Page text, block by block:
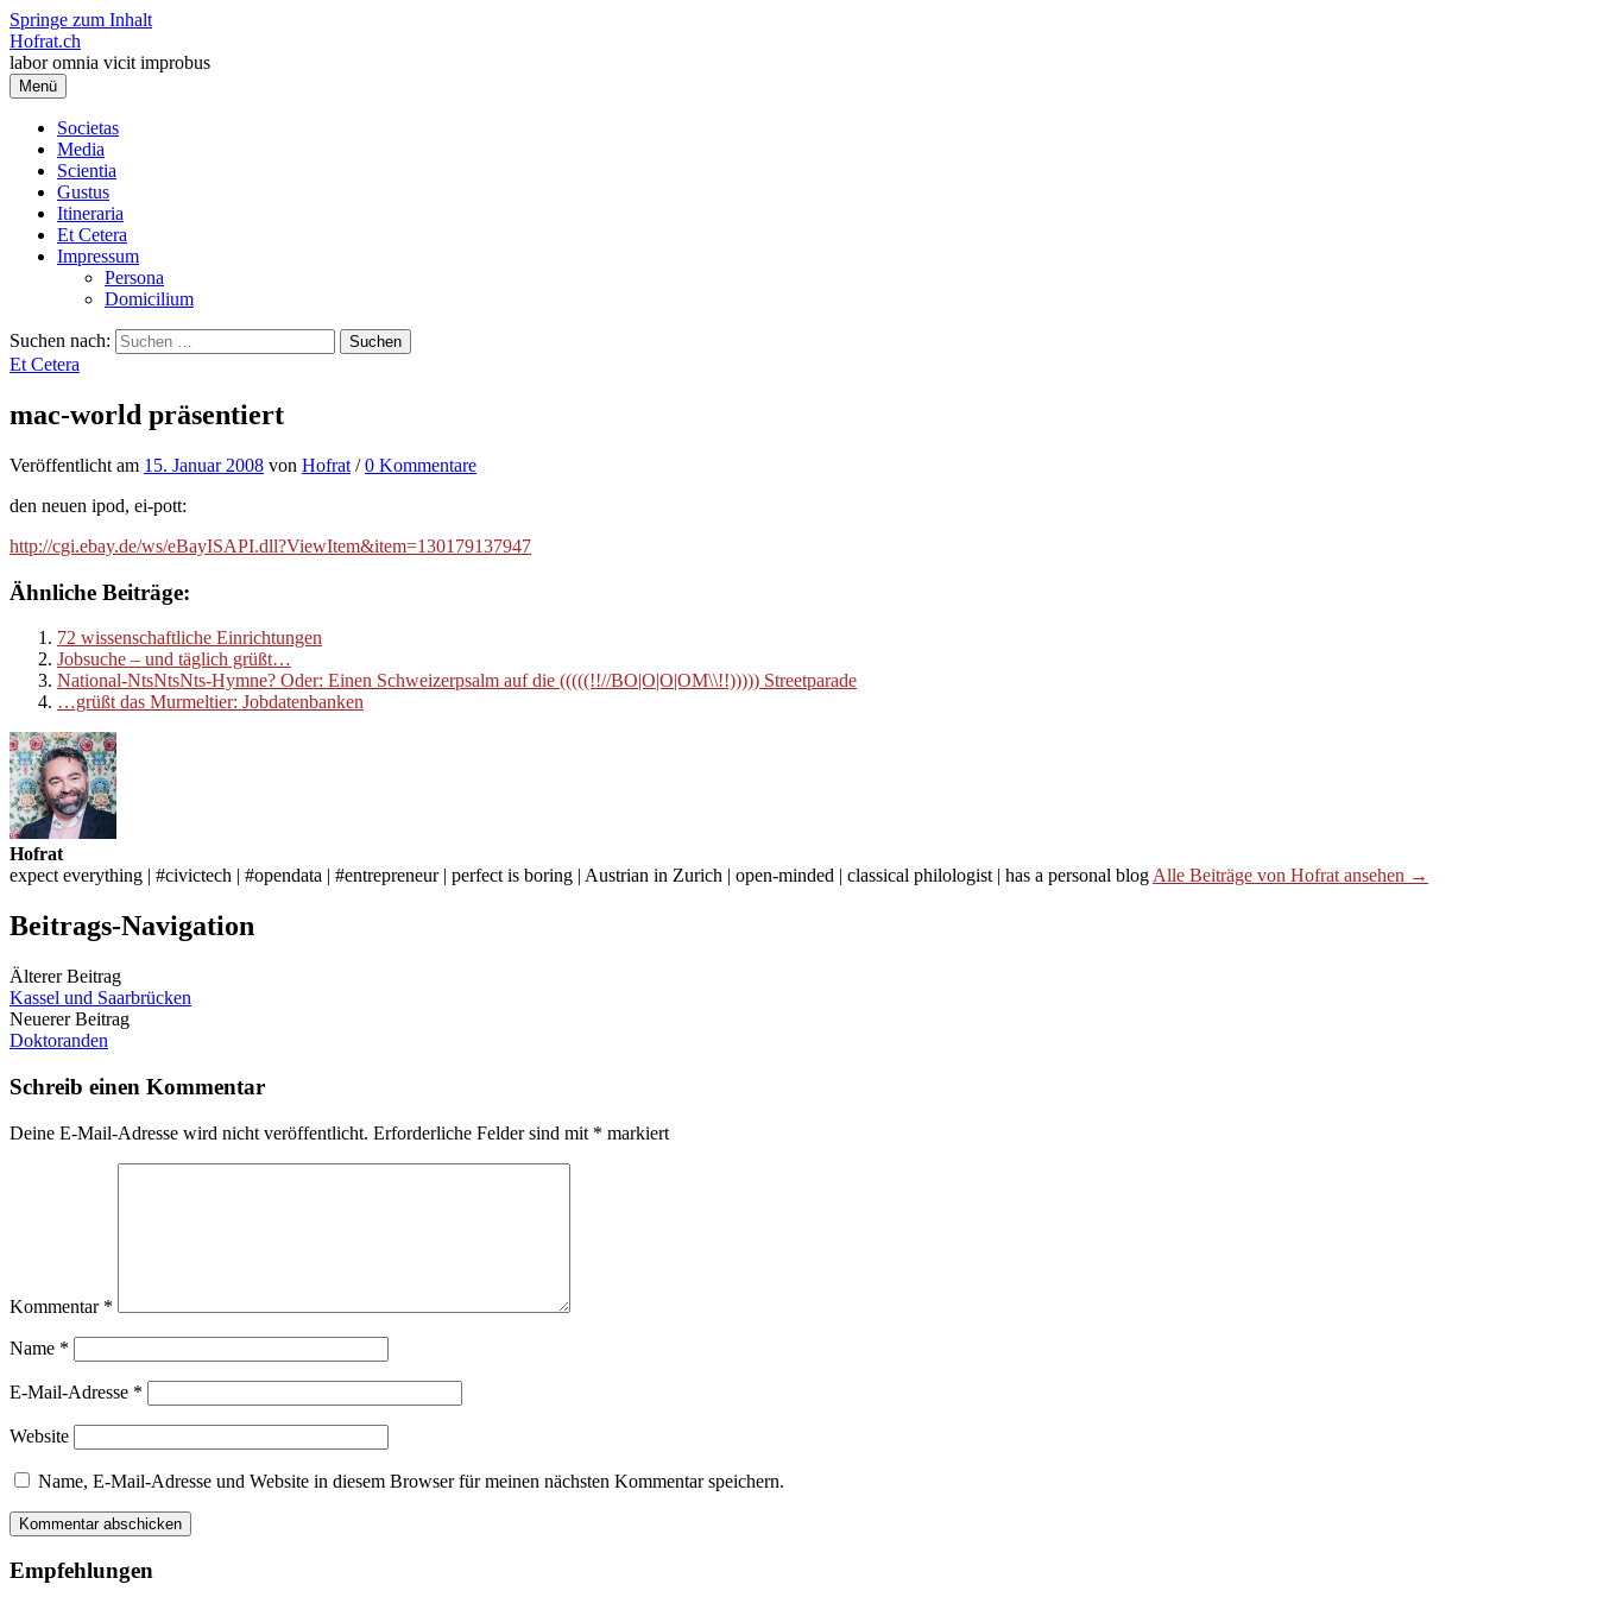
Springe zum Inhalt
Hofrat.ch
labor omnia vicit improbus
Menü
Societas
Media
Scientia
Gustus
Itineraria
Et Cetera
Impressum
Persona
Domicilium
Suchen nach:
Et Cetera
mac-world präsentiert
Veröffentlicht am 15. Januar 2008 von Hofrat /0 Kommentare
den neuen ipod, ei-pott:
http://cgi.ebay.de/ws/eBayISAPI.dll?ViewItem&item=130179137947
Ähnliche Beiträge:
72 wissenschaftliche Einrichtungen
Jobsuche – und täglich grüßt…
National-NtsNtsNts-Hymne? Oder: Einen Schweizerpsalm auf die (((((!!//BO|O|O|OM\\!!))))) Streetparade
…grüßt das Murmeltier: Jobdatenbanken
Hofrat
expect everything | #civictech | #opendata | #entrepreneur | perfect is boring | Austrian in Zurich | open-minded | classical philologist | has a personal blog Alle Beiträge von Hofrat ansehen →
Beitrags-Navigation
Älterer Beitrag
Kassel und Saarbrücken
Neuerer Beitrag
Doktoranden
Schreib einen Kommentar
Deine E-Mail-Adresse wird nicht veröffentlicht. Erforderliche Felder sind mit * markiert
Kommentar *
Name *
E-Mail-Adresse *
Website
Name, E-Mail-Adresse und Website in diesem Browser für meinen nächsten Kommentar speichern.
Empfehlungen